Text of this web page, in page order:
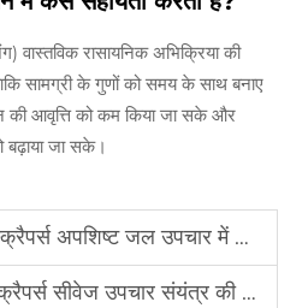
वास्तविक रासायनिक अभिक्रिया की
सामग्री के गुणों को समय के साथ बनाए
की आवृत्ति को कम किया जा सके और
जा सके।
उपचार में 30% कम डाउनटाइम के साथ सहायता करते हैं?
संयंत्र की थोक खरीद की आवश्यकताओं को पूरा करते हैं?